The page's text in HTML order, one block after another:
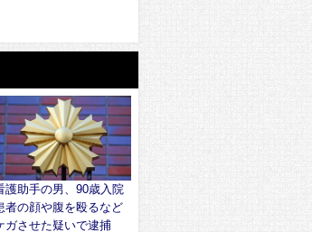
護助手の男、90歳入院
者の顔や腹を殴るなど
ガさせた疑いで逮捕